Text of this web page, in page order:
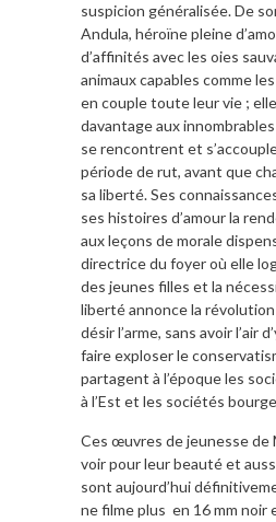
suspicion généralisée. De
Andula, héroïne pleine
d’affinités avec les oies
animaux capables comme
en couple toute leur vie ;
davantage aux
se rencontrent et
période de rut, avant que
sa liberté. Ses
ses histoires d’amour la
aux leçons de morale
directrice du foyer où elle
des jeunes filles et la
liberté annonce la
désir l’arme, sans avoir l’air
faire exploser le
partagent à l’époque les
à l’Est et les sociétés
Ces œuvres de jeunesse de
voir pour leur beauté et
sont aujourd’hui
ne filme plus en 16 mm noir